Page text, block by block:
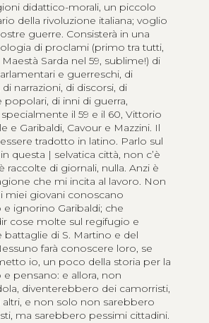
didattico-morali, un piccolo
della rivoluzione italiana; voglio
guerre. Consisterà in una
di proclami (primo tra tutti,
Sarda nel 59, sublime!) di
e guerreschi, di
narrazioni, di discorsi, di
popolari, di inni di guerra,
il 59 e il 60, Vittorio
e Garibaldi, Cavour e Mazzini. Il
tradotto in latino. Parlo sul
questa | selvatica città, non c’è
raccolte di giornali, nulla. Anzi è
che mi incita al lavoro. Non
miei giovani conoscano
e ignorino Garibaldi; che
cose molte sul regifugio e
battaglie di S. Martino e del
farà conoscere loro, se
io, un poco della storia per la
e pensano: e allora, non
diventerebbero dei camorristi,
e non solo non sarebbero
ma sarebbero pessimi cittadini.